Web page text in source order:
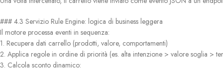
### 4.3 Servizio Rule Engine: logica di business leggera
Il motore processa eventi in sequenza:
1. Recupera dati carrello (prodotti, valore, comportamenti)
2. Applica regole in ordine di priorità (es. alta intenzione > valore soglia >
3. Calcola sconto dinamico: